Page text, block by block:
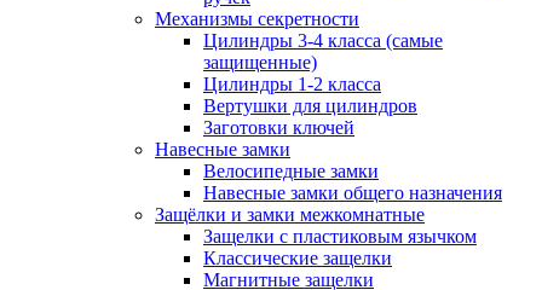
Механизмы секретности
Цилиндры 3-4 класса (самые
защищенные)
Цилиндры 1-2 класса
Вертушки для цилиндров
Заготовки ключей
Навесные замки
Велосипедные замки
Навесные замки общего назначения
Защёлки и замки межкомнатные
Защелки с пластиковым язычком
Классические защелки
Магнитные защелки